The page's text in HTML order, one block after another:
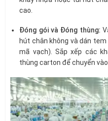
cao.
Đóng gói và Đóng thùng:
hút chân không và dán
mã vạch). Sắp xếp các
thùng carton để chuyển